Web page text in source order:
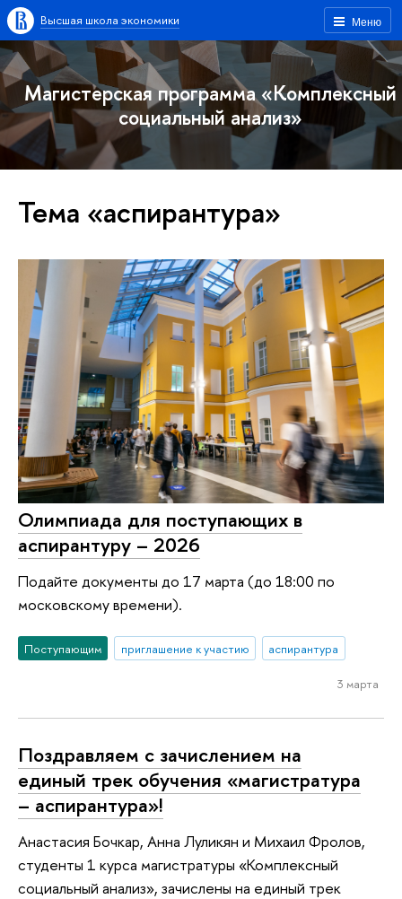
Меню
Высшая школа экономики
Магистерская программа «Комплексный
социальный анализ»
Тема «аспирантура»
Олимпиада для поступающих в
аспирантуру – 2026
Подайте документы до 17 марта (до 18:00 по
московскому времени).
Поступающим приглашение к участию аспирантура
3 марта
Поздравляем с зачислением на
единый трек обучения «магистратура
– аспирантура»!
Анастасия Бочкар, Анна Луликян и Михаил Фролов,
студенты 1 курса магистратуры «Комплексный
социальный анализ», зачислены на единый трек